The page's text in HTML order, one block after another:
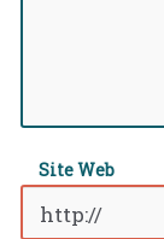
Site Web